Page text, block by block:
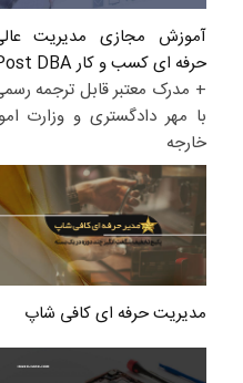
آموزش مجازی مدیریت
حرفه ای کسب و کار Post DBA
+ مدرک معتبر قابل ترجمه
با مهر دادگستری و وزارت
خارجه
مدیریت حرفه ای کافی شاپ